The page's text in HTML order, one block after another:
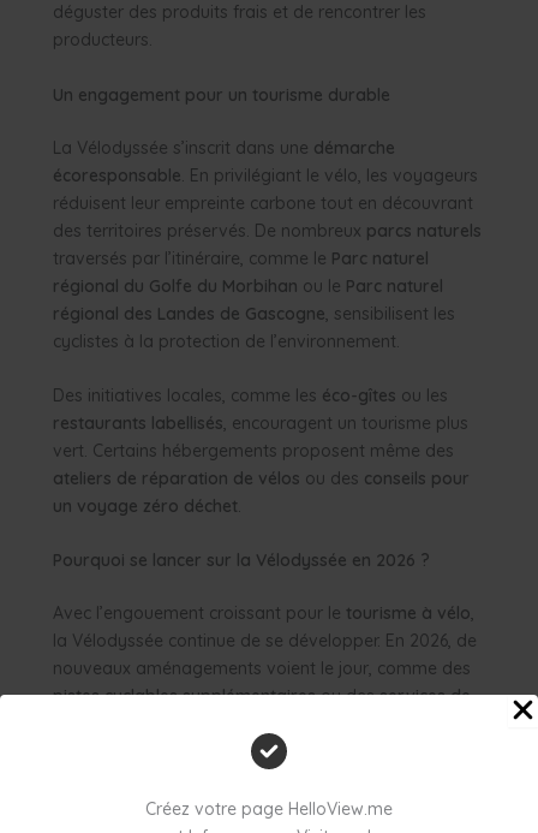
Créez votre page HelloView.me
déguster des produits frais et de rencontrer les
producteurs.
Un engagement pour un tourisme durable
La Vélodyssée s’inscrit dans une démarche
écoresponsable . En privilégiant le vélo, les voyageurs
réduisent leur empreinte carbone tout en découvrant
des territoires préservés. De nombreux parcs naturels
traversés par l’itinéraire, comme le Parc naturel
régional du Golfe du Morbihan ou le Parc naturel
régional des Landes de Gascogne , sensibilisent les
cyclistes à la protection de l’environnement.
Des initiatives locales, comme les éco-gîtes ou les
restaurants labellisés, encouragent un tourisme plus
vert. Certains hébergements proposent même des
ateliers de réparation de vélos ou des conseils pour
un voyage zéro déchet.
Pourquoi se lancer sur la Vélodyssée en 2026 ?
Avec l’engouement croissant pour le tourisme à vélo,
la Vélodyssée continue de se développer. En 2026, de
nouveaux aménagements voient le jour, comme des
pistes cyclables supplémentairesou desservices de
dédiées, comme GeoVelo, permettent de préparer
les points d’intérêt, les hébergements et les services à